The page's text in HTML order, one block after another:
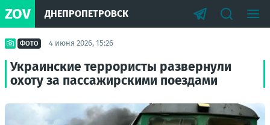
ZOV ДНЕПРОПЕТРОВСК
ФОТО 4 июня 2026, 15:26
Украинские террористы развернули
охоту за пассажирскими поездами